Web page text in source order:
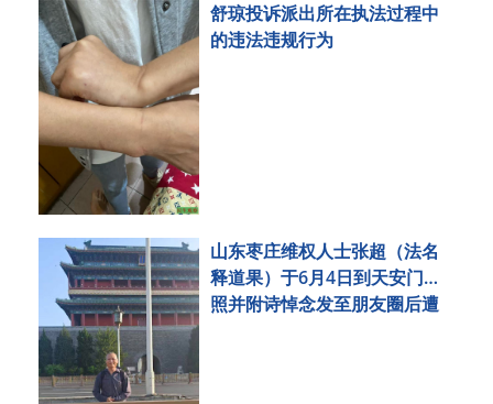
舒琼投诉派出所在执法过程中
的违法违规行为
山东枣庄维权人士张超（法名
释道果）于6月4日到天安门拍
照并附诗悼念发至朋友圈后遭